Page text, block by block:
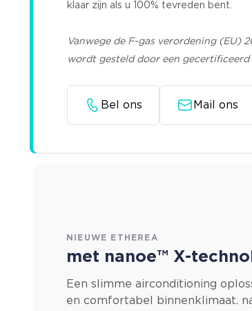
klaar zijn als u 100% tevreden bent.
Vanwege de F-gas verordening (EU)
wordt gesteld door een gecertificeerd
Bel ons Mail ons
NIEUWE ETHEREA
met nanoe™ X-
Een slimme airconditioning
en comfortabel binnenklimaat.